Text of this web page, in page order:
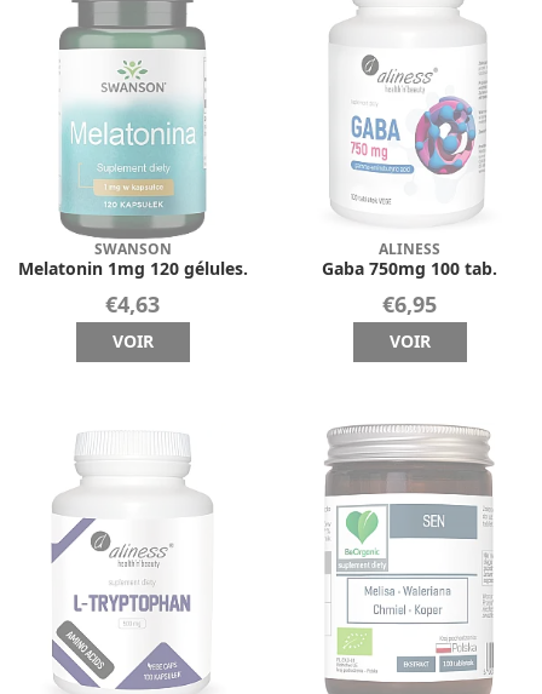
SWANSON
Melatonin 1mg 120 gélules.
€4,63
VOIR
ALINESS
Gaba 750mg 100 tab.
€6,95
VOIR